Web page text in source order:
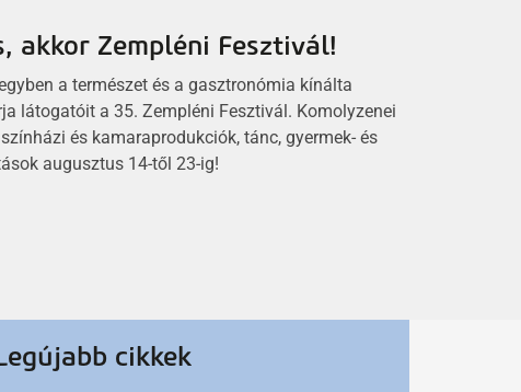
2026.08.05.
Nőnek az üzemanyagárak
Miskolcon is
akkor Zempléni Fesztivál!
a természet és a gasztronómia kínálta
látogatóit a 35. Zempléni Fesztivál. Komolyzenei
és kamaraprodukciók, tánc, gyermek- és
augusztus 14-től 23-ig!
cikkek